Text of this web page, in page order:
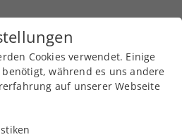
News
Cookies verwendet. Einige
während es uns andere
auf unserer Webseite